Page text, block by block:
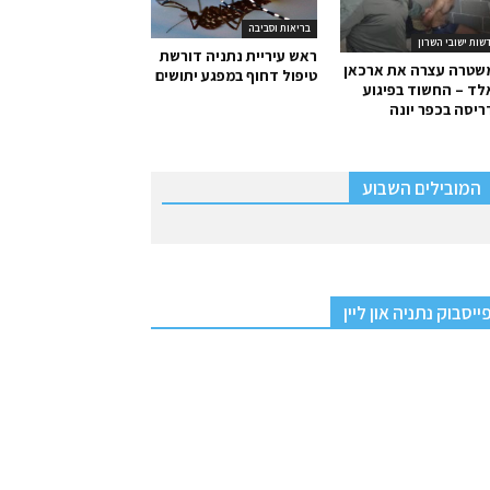
בריאות וסביבה
ראש עיריית נתניה דורשת
טיפול דחוף במפגע יתושים
ישובי השרון
עצרה את ארכאן
– החשוד בפיגוע
בכפר יונה
המובילים השבוע
פייסבוק נתניה און ליין